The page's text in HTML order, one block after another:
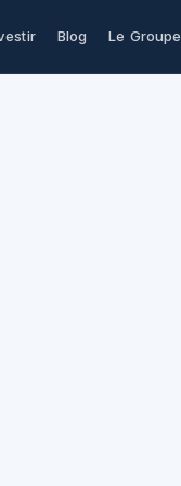
Blog Le Groupe